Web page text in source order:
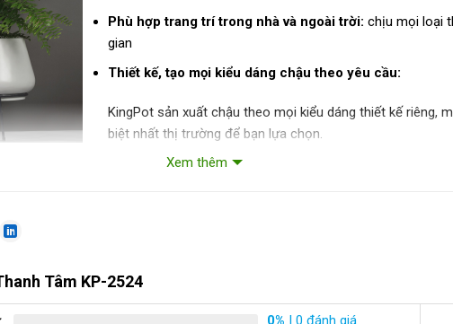
Phù hợp trang trí trong nhà và ngoài trời: chịu mọi loại
gian
Thiết kế, tạo mọi kiểu dáng chậu theo yêu cầu:
KingPot sản xuất chậu theo mọi kiểu dáng thiết kế riêng,
biệt nhất thị trường để bạn lựa chọn.
Xem thêm
Tâm KP-2524
0% | 0 đánh giá